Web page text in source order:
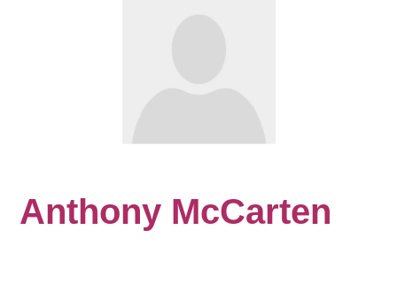
Anthony McCarten